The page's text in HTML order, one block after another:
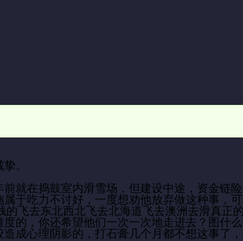
。
就在捣鼓室内滑雪场，但建设中途，资金链
于吃力不讨好，一度想劝他放弃做这种事，
飞去东北西北飞去北海道飞去澳洲去滑真
的，你还希望他们一次一次地走进去？图什
成心理阴影的，打石膏几个月都不想这事了